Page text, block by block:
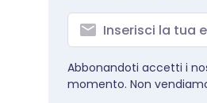
Abbonandoti accetti i
momento. Non